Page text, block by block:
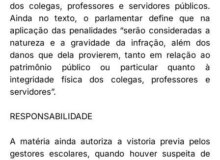
dos colegas, professores e servidores públicos.
Ainda no texto, o parlamentar define que na
aplicação das penalidades “serão consideradas a
natureza e a gravidade da infração, além dos
danos que dela provierem, tanto em relação ao
patrimônio público ou particular quanto à
integridade física dos colegas, professores e
servidores”.
RESPONSABILIDADE
A matéria ainda autoriza a vistoria previa pelos
gestores escolares, quando houver suspeita de